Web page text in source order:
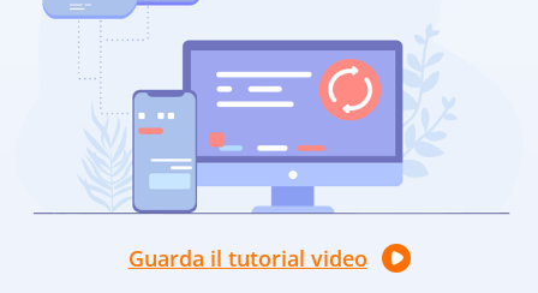
Guarda il tutorial video